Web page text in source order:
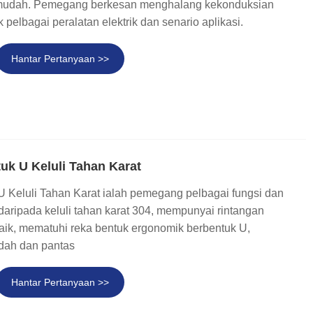
Pemegang berkesan menghalang kekonduksian
pelbagai peralatan elektrik dan senario aplikasi.
Hantar Pertanyaan >>
U Keluli Tahan Karat
Keluli Tahan Karat ialah pemegang pelbagai fungsi dan
keluli tahan karat 304, mempunyai rintangan
mematuhi reka bentuk ergonomik berbentuk U,
dan pantas
Hantar Pertanyaan >>